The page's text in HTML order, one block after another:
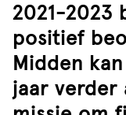
2021-2023
positief
Midden
jaar verder